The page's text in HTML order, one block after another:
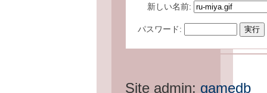
新しい名前:
パスワード:
Site admin: gamedb